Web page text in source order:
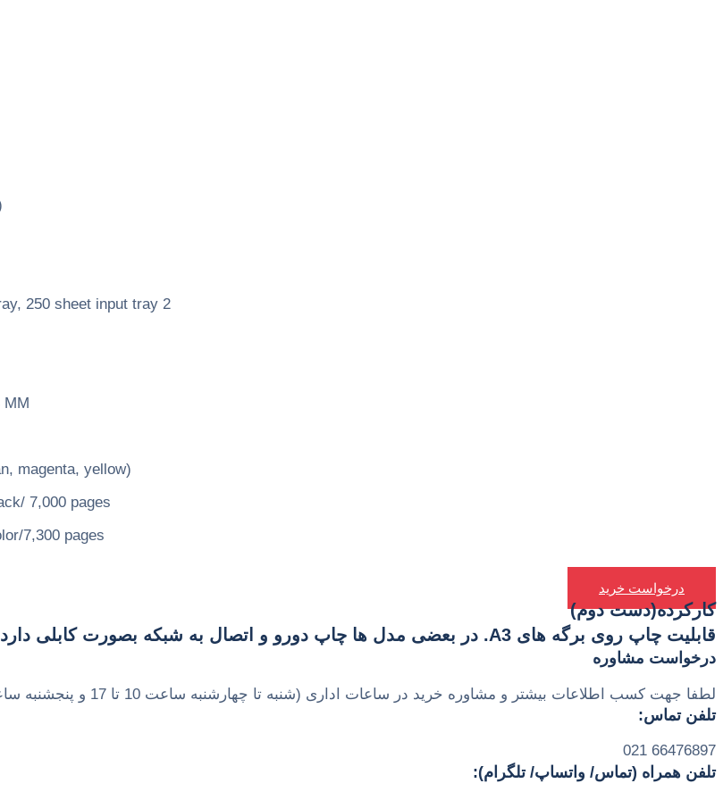
250 sheet input tray 2
MM
magenta, yellow)
7,000 pages
7,300 pages
درخواست خرید
کارکرده(دست دوم)
قابلیت چاپ روی برگه های A3. در بعضی مدل ها چاپ دورو و اتصال به شبکه بصورت کابلی دارد.
درخواست مشاوره
لطفا جهت کسب اطلاعات بیشتر و مشاوره خرید در ساعات اداری (شنبه تا چهارشنبه ساعت 10 تا 17 و پنجشنبه ساعت 10 تا 13) با شماره های زیر ارتباط برقرار نمایید.
تلفن تماس:
66476897 021
تلفن همراه (تماس/ واتساپ/ تلگرام):